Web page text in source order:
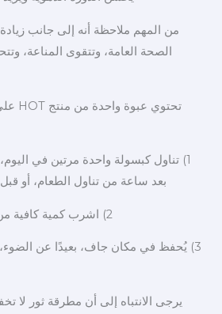
من المهم ملاحظة أنه إلى جانب
الصحة العامة، وتتقوى المناعة،
1) تناول كبسولة واحدة مرتين في
بعد ساعة من تناول الطعام، أو
2) اشرب كمية كافية من الماء (حوالي 300 مل)
3) يُحفظ في مكان جاف، بعيدًا عن
يرجى الانتباه إلى أن مطرقة ثور لا